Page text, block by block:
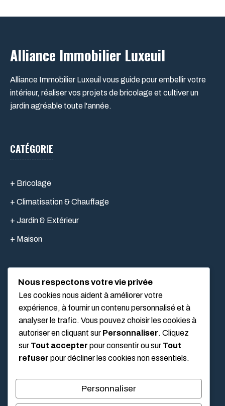
Alliance Immobilier Luxeuil
Alliance Immobilier Luxeuil vous guide pour embellir votre
intérieur, réaliser vos projets de bricolage et cultiver un
jardin agréable toute l'année.
CATÉGORIE
+ Bricolage
+ Climatisation & Chauffage
+ Jardin & Extérieur
+ Maison
LIEN UTILES
Mentions légales
Politique de confidentialité
Conditions Générales d’Utilisation (CGU)
Nous respectons votre vie privée
Les cookies nous aident à améliorer votre
expérience, à fournir un contenu personnalisé et à
analyser le trafic. Vous pouvez choisir les cookies à
autoriser en cliquant sur Personnaliser. Cliquez
sur Tout accepter pour consentir ou sur Tout
refuser pour décliner les cookies non essentiels.
Personnaliser